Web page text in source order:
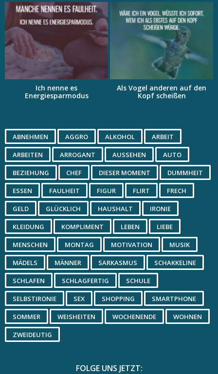
Ich nenne es
Energiesparmodus
Als Vogel anderen auf den
Kopf scheißen
ABNEHMEN AGGRO ALKOHOL ARBEIT
ARBEITEN ARROGANT AUSSEHEN AUTO
BEZIEHUNG CHEF DIESER MOMENT DUMMHEIT
ESSEN FAULHEIT FIGUR FLIRT FRECH
GELD GLÜCKLICH HAUSHALT IRONIE
KLEIDUNG KOMPLIMENT LEBEN LIEBE
MENSCHEN MONTAG MOTIVATION MUSIK
MÄDELS MÄNNER SARKASMUS SCHAKKELINE
SCHLAFEN SCHLAGFERTIG SCHULE
SELBSTIRONIE SEX SHOPPING SMARTPHONE
SOMMER WEISHEITEN WOCHENENDE WOHNEN
ZWEIDEUTIG
FOLGE UNS JETZT: